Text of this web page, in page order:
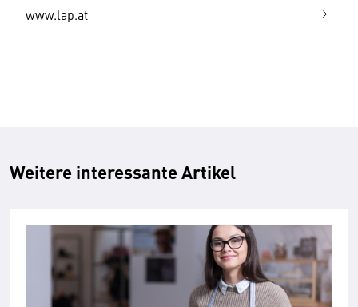
www.lap.at
Weitere interessante Artikel